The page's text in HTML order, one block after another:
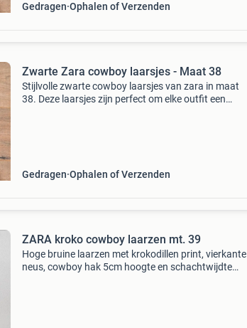
Gedragen Ophalen of Verzenden
Zwarte Zara cowboy laarsjes - Maat 38
Stijlvolle zwarte cowboy laarsjes van zara in maat
38. Deze laarsjes zijn perfect om elke outfit een
Gedragen Ophalen of Verzenden
ZARA kroko cowboy laarzen mt. 39
Hoge bruine laarzen met krokodillen print, vierkante
neus, cowboy hak 5cm hoogte en schachtwijdte